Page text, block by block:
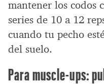
mantener los codos
series de 10 a 12
cuando tu pecho
del suelo.
Para muscle-ups: